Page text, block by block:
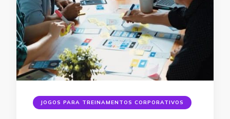
JOGOS PARA TREINAMENTOS CORPORATIVOS